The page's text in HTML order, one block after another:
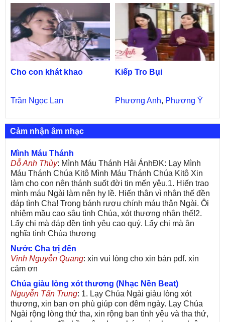
Cho con khát khao
Trần Ngọc Lan
Kiếp Tro Bụi
Phương Anh, Phương Ý
Cảm nhận âm nhạc
Mình Máu Thánh
Dỗ Anh Thùy: Mình Máu Thánh Hải ÁnhĐK: Lạy Mình
Máu Thánh Chúa Kitô Mình Máu Thánh Chúa Kitô Xin
làm cho con nên thánh suốt đời tin mến yêu.1. Hiến trao
mình máu Ngài làm nên hy lề. Hiến thân vì nhân thế đền
đáp tình Cha! Trong bánh rượu chính máu thân Ngài. Ôi
nhiệm mầu cao sâu tình Chúa, xót thương nhân thế!2.
Lấy chi mà đáp đền tình yêu cao quý. Lấy chi mà ân
nghĩa tình Chúa thương
Nước Cha trị đến
Vinh Nguyễn Quang: xin vui lòng cho xin bản pdf. xin
cảm ơn
Chúa giàu lòng xót thương (Nhạc Nền Beat)
Nguyễn Tấn Trung: 1. Lạy Chúa Ngài giàu lòng xót
thương, xin ban ơn phù giúp con đêm ngày. Lạy Chúa
Ngài rộng lòng thứ tha, xin rộng ban tình yêu và tha thứ,